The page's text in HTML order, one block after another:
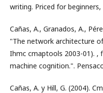
writing. Priced for
Cañas, A., Granados, A.,
"The network architecture
Ihmc cmaptools 2003-01). ,
machine cognition.".
Cañas, A. y Hill, G. (2004).